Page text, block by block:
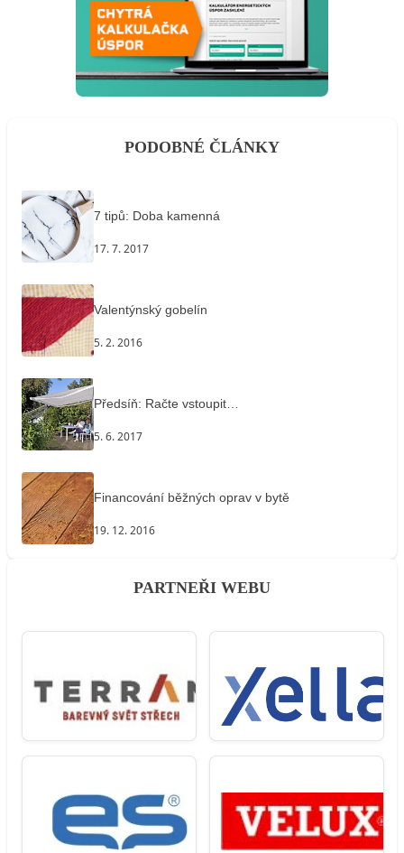
PODOBNÉ ČLÁNKY
7 tipů: Doba kamenná
17. 7. 2017
Valentýnský gobelín
5. 2. 2016
Předsíň: Račte vstoupit…
5. 6. 2017
Financování běžných oprav v bytě
19. 12. 2016
PARTNEŘI WEBU